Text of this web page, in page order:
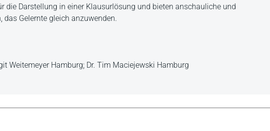
die Darstellung in einer Klausurlösung und bieten anschauliche und
Gelernte gleich anzuwenden.
Weitemeyer Hamburg; Dr. Tim Maciejewski Hamburg